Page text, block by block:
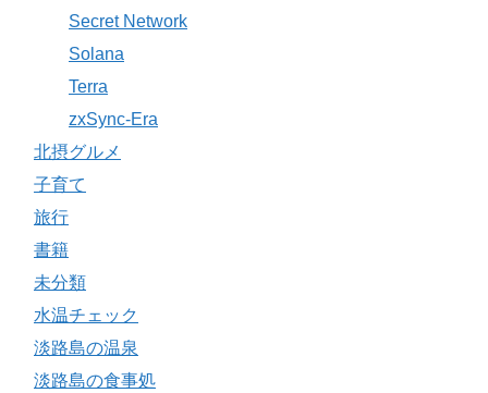
Secret Network
Solana
Terra
zxSync-Era
北摂グルメ
子育て
旅行
書籍
未分類
水温チェック
淡路島の温泉
淡路島の食事処